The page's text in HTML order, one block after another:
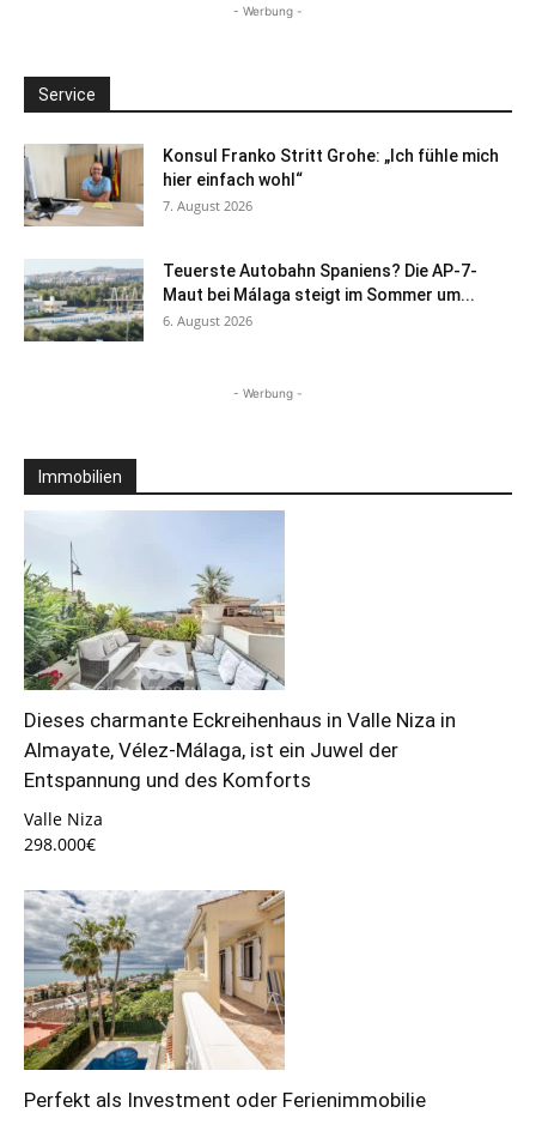
- Werbung -
Service
Konsul Franko Stritt Grohe: „Ich fühle mich
hier einfach wohl“
7. August 2026
Teuerste Autobahn Spaniens? Die AP-7-
Maut bei Málaga steigt im Sommer um...
6. August 2026
- Werbung -
Immobilien
Dieses charmante Eckreihenhaus in Valle Niza in
Almayate, Vélez-Málaga, ist ein Juwel der
Entspannung und des Komforts
Valle Niza
298.000€
Perfekt als Investment oder Ferienimmobilie